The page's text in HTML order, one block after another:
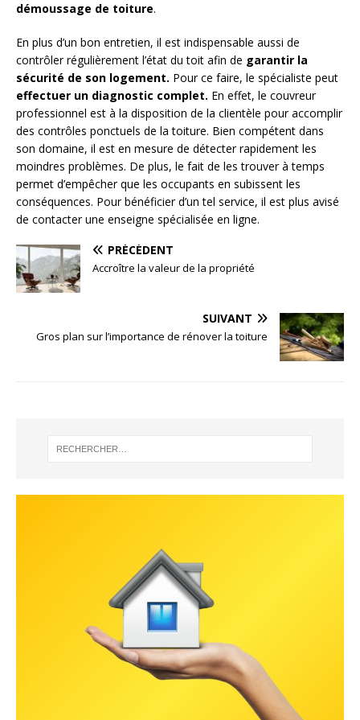
démoussage de toiture.
En plus d’un bon entretien, il est indispensable aussi de
contrôler régulièrement l’état du toit afin de garantir la
sécurité de son logement. Pour ce faire, le spécialiste peut
effectuer un diagnostic complet. En effet, le couvreur
professionnel est à la disposition de la clientèle pour accomplir
des contrôles ponctuels de la toiture. Bien compétent dans
son domaine, il est en mesure de détecter rapidement les
moindres problèmes. De plus, le fait de les trouver à temps
permet d’empêcher que les occupants en subissent les
conséquences. Pour bénéficier d’un tel service, il est plus avisé
de contacter une enseigne spécialisée en ligne.
PRÉCÉDENT
Accroître la valeur de la propriété
SUIVANT
Gros plan sur l’importance de rénover la toiture